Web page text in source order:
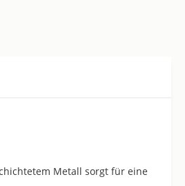
Metall sorgt für eine